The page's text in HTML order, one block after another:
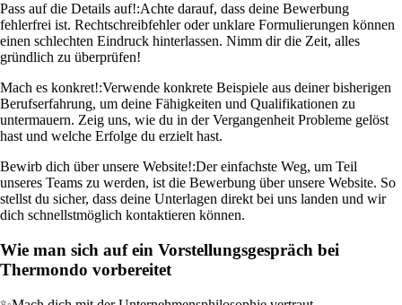
Pass auf die Details auf!:Achte darauf, dass deine Bewerbung
fehlerfrei ist. Rechtschreibfehler oder unklare Formulierungen können
einen schlechten Eindruck hinterlassen. Nimm dir die Zeit, alles
gründlich zu überprüfen!
Mach es konkret!:Verwende konkrete Beispiele aus deiner bisherigen
Berufserfahrung, um deine Fähigkeiten und Qualifikationen zu
untermauern. Zeig uns, wie du in der Vergangenheit Probleme gelöst
hast und welche Erfolge du erzielt hast.
Bewirb dich über unsere Website!:Der einfachste Weg, um Teil
unseres Teams zu werden, ist die Bewerbung über unsere Website. So
stellst du sicher, dass deine Unterlagen direkt bei uns landen und wir
dich schnellstmöglich kontaktieren können.
Wie man sich auf ein Vorstellungsgespräch bei
Thermondo vorbereitet